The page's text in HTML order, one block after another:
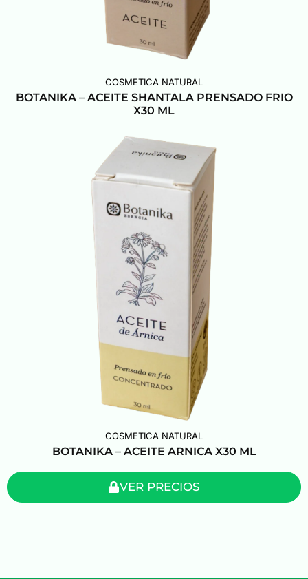
COSMETICA NATURAL
BOTANIKA – ACEITE SHANTALA PRENSADO FRIO
X30 ML
COSMETICA NATURAL
BOTANIKA – ACEITE ARNICA X30 ML
VER PRECIOS